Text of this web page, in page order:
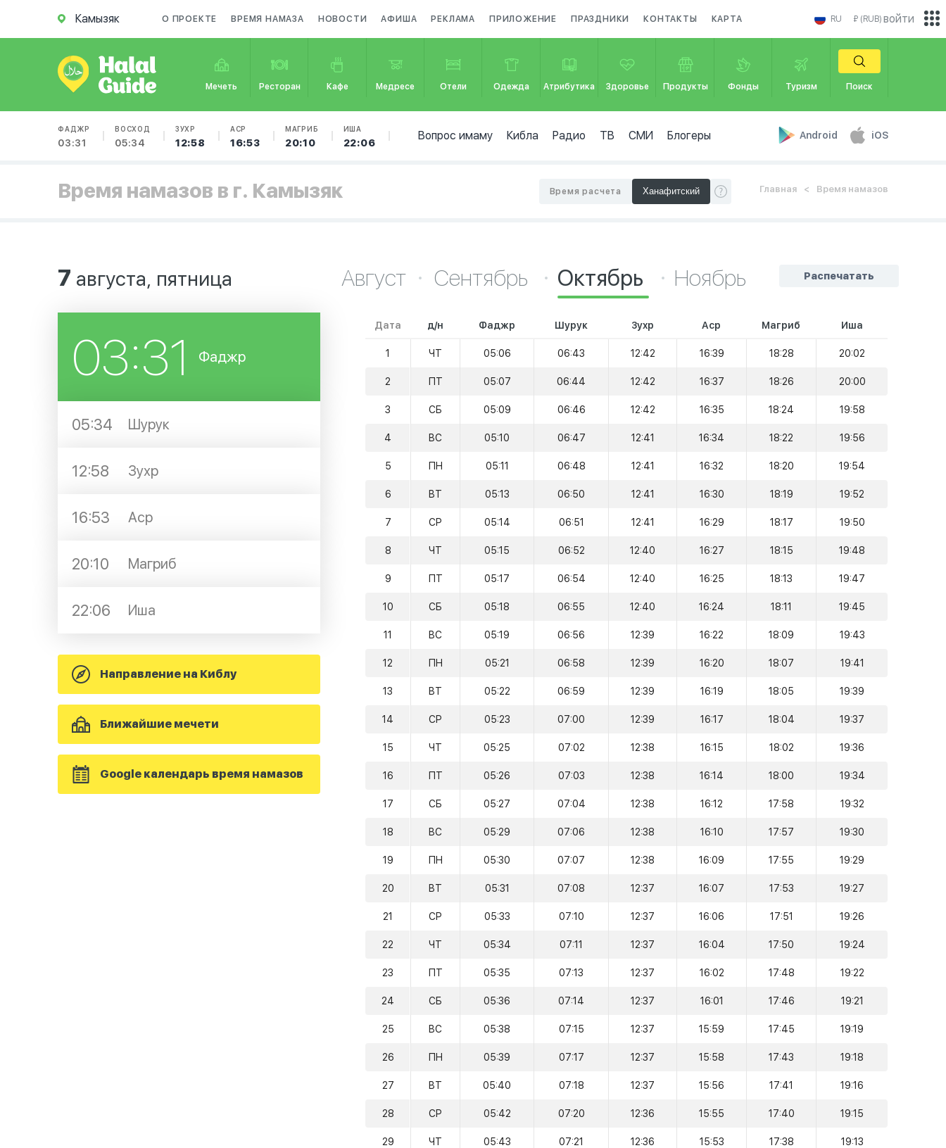
Камызяк О ПРОЕКТЕ ВРЕМЯ НАМАЗА НОВОСТИ АФИША РЕКЛАМА ПРИЛОЖЕНИЕ ПРАЗДНИКИ КОНТАКТЫ КАРТА RU ₽ (RUB)
Мечеть Ресторан Кафе Медресе Отели Одежда Атрибутика Здоровье Продукты Фонды Туризм Поиск
ФАДЖР
03:31
ВОСХОД
05:34
ЗУХР
12:58
АСР
16:53
МАГРИБ
20:10
ИША
22:06
Вопрос имаму Кибла Радио ТВ СМИ Блогеры Android iOS
войти
Время намазов в г. Камызяк Главная Время намазов
Время расчета
7 августа, пятница
03:31 Фаджр
05:34 Шурук
12:58 Зухр
16:53 Аср
20:10 Магриб
22:06 Иша
Направление на Киблу
Ближайшие мечети
Google календарь время намазов
Распечатать
Август Сентябрь Октябрь Ноябрь
Дата д/н Фаджр Шурук Зухр Аср Магриб Иша
1 ЧТ 05:06 06:43 12:42 16:39 18:28 20:02
2 ПТ 05:07 06:44 12:42 16:37 18:26 20:00
3 СБ 05:09 06:46 12:42 16:35 18:24 19:58
4 ВС 05:10 06:47 12:41 16:34 18:22 19:56
5 ПН 05:11 06:48 12:41 16:32 18:20 19:54
6 ВТ 05:13 06:50 12:41 16:30 18:19 19:52
7 СР 05:14 06:51 12:41 16:29 18:17 19:50
8 ЧТ 05:15 06:52 12:40 16:27 18:15 19:48
9 ПТ 05:17 06:54 12:40 16:25 18:13 19:47
10 СБ 05:18 06:55 12:40 16:24 18:11 19:45
11 ВС 05:19 06:56 12:39 16:22 18:09 19:43
12 ПН 05:21 06:58 12:39 16:20 18:07 19:41
13 ВТ 05:22 06:59 12:39 16:19 18:05 19:39
14 СР 05:23 07:00 12:39 16:17 18:04 19:37
15 ЧТ 05:25 07:02 12:38 16:15 18:02 19:36
16 ПТ 05:26 07:03 12:38 16:14 18:00 19:34
17 СБ 05:27 07:04 12:38 16:12 17:58 19:32
18 ВС 05:29 07:06 12:38 16:10 17:57 19:30
19 ПН 05:30 07:07 12:38 16:09 17:55 19:29
20 ВТ 05:31 07:08 12:37 16:07 17:53 19:27
21 СР 05:33 07:10 12:37 16:06 17:51 19:26
22 ЧТ 05:34 07:11 12:37 16:04 17:50 19:24
23 ПТ 05:35 07:13 12:37 16:02 17:48 19:22
24 СБ 05:36 07:14 12:37 16:01 17:46 19:21
25 ВС 05:38 07:15 12:37 15:59 17:45 19:19
26 ПН 05:39 07:17 12:37 15:58 17:43 19:18
27 ВТ 05:40 07:18 12:37 15:56 17:41 19:16
28 СР 05:42 07:20 12:36 15:55 17:40 19:15
29 ЧТ 05:43 07:21 12:36 15:53 17:38 19:13